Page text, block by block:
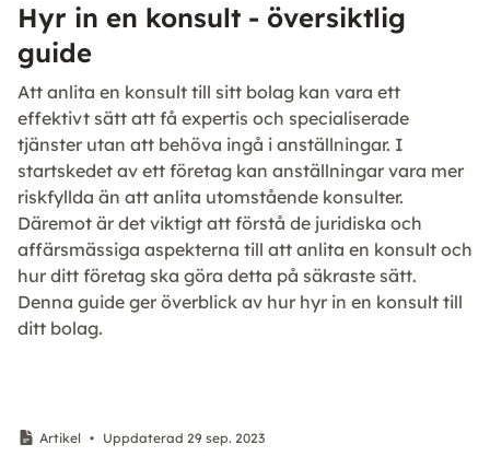
Hyr in en konsult - översiktlig
guide
Att anlita en konsult till sitt bolag kan vara ett
effektivt sätt att få expertis och specialiserade
tjänster utan att behöva ingå i anställningar. I
startskedet av ett företag kan anställningar vara mer
riskfyllda än att anlita utomstående konsulter.
Däremot är det viktigt att förstå de juridiska och
affärsmässiga aspekterna till att anlita en konsult och
hur ditt företag ska göra detta på säkraste sätt.
Denna guide ger överblick av hur hyr in en konsult till
ditt bolag.
Artikel • Uppdaterad 29 sep. 2023